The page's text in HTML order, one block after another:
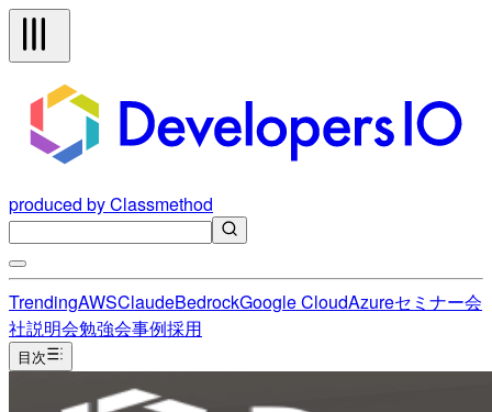
produced by Classmethod
TrendingAWSClaudeBedrockGoogle CloudAzureセミナー会
社説明会勉強会事例採用
目次